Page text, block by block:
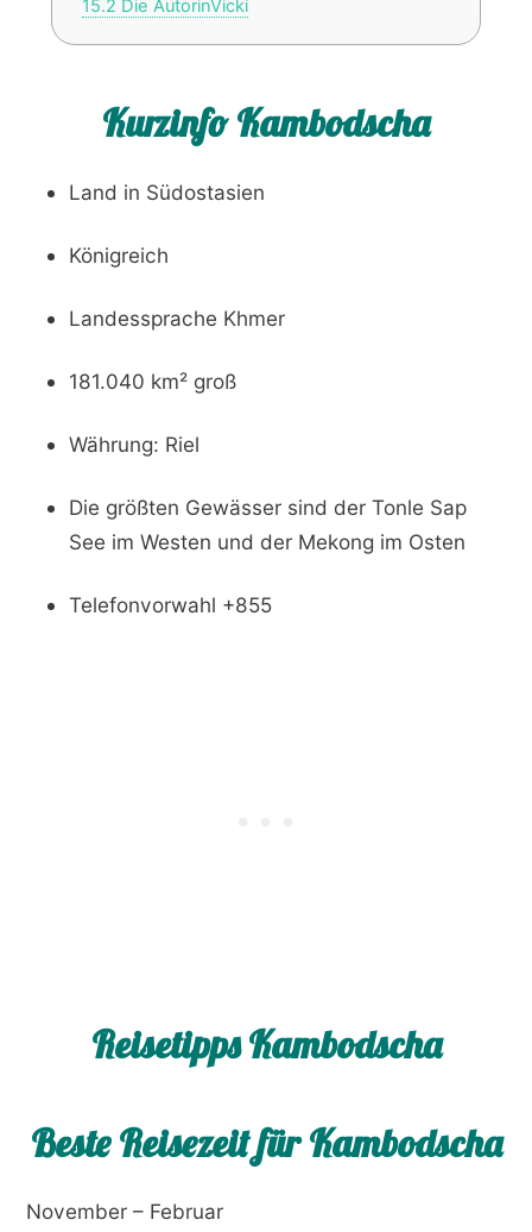
15.2 Die AutorinVicki
Kurzinfo Kambodscha
Land in Südostasien
Königreich
Landessprache Khmer
181.040 km² groß
Währung: Riel
Die größten Gewässer sind der Tonle Sap
See im Westen und der Mekong im Osten
Telefonvorwahl +855
Reisetipps Kambodscha
Beste Reisezeit für Kambodscha
November – Februar